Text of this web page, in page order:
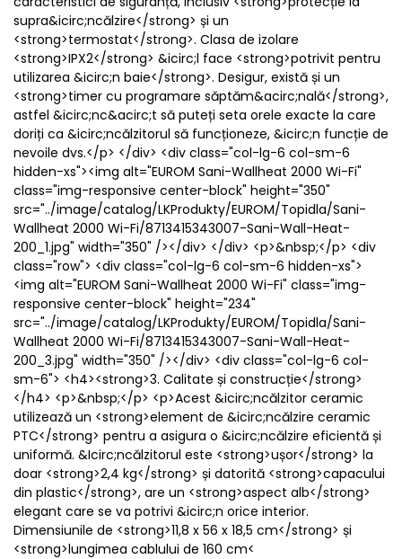
supra&icirc;ncălzire</strong> și un
<strong>termostat</strong>. Clasa de izolare
<strong>IPX2</strong> &icirc;l face <strong>potrivit pentru
utilizarea &icirc;n baie</strong>. Desigur, există și un
<strong>timer cu programare săptăm&acirc;nală</strong>,
astfel &icirc;nc&acirc;t să puteți seta orele exacte la care
doriți ca &icirc;ncălzitorul să funcționeze, &icirc;n funcție de
nevoile dvs.</p> </div> <div class="col-lg-6 col-sm-6
hidden-xs"><img alt="EUROM Sani-Wallheat 2000 Wi-Fi"
class="img-responsive center-block" height="350"
src="../image/catalog/LKProdukty/EUROM/Topidla/Sani-
Wallheat 2000 Wi-Fi/8713415343007-Sani-Wall-Heat-
200_1.jpg" width="350" /></div> </div> <p>&nbsp;</p> <div
class="row"> <div class="col-lg-6 col-sm-6 hidden-xs">
<img alt="EUROM Sani-Wallheat 2000 Wi-Fi" class="img-
responsive center-block" height="234"
src="../image/catalog/LKProdukty/EUROM/Topidla/Sani-
Wallheat 2000 Wi-Fi/8713415343007-Sani-Wall-Heat-
200_3.jpg" width="350" /></div> <div class="col-lg-6 col-
sm-6"> <h4><strong>3. Calitate și construcție</strong>
</h4> <p>&nbsp;</p> <p>Acest &icirc;ncălzitor ceramic
utilizează un <strong>element de &icirc;ncălzire ceramic
PTC</strong> pentru a asigura o &icirc;ncălzire eficientă și
uniformă. &Icirc;ncălzitorul este <strong>ușor</strong> la
doar <strong>2,4 kg</strong> și datorită <strong>capacului
din plastic</strong>, are un <strong>aspect alb</strong>
elegant care se va potrivi &icirc;n orice interior.
Dimensiunile de <strong>11,8 x 56 x 18,5 cm</strong> și
<strong>lungimea cablului de 160 cm<